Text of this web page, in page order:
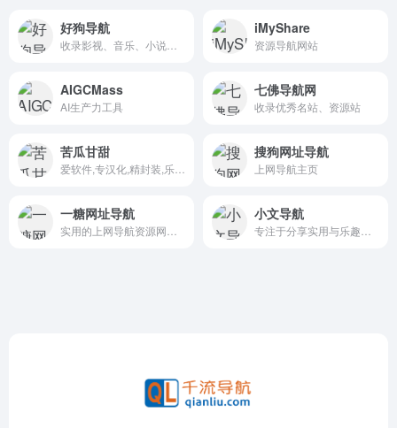
好狗导航 iMyShare
资源导航网站
AIGCMass
AI生产力工具
七佛导航网
收录优秀名站、资源站
苦瓜甘甜 搜狗网址导航
上网导航主页
一糖网址导航 小文导航